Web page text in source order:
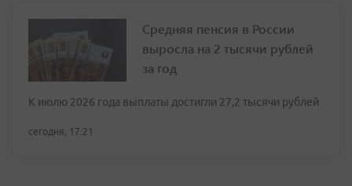
Средняя пенсия в России
выросла на 2 тысячи рублей
за год
К июлю 2026 года выплаты достигли 27,2 тысячи рублей
сегодня, 17:21